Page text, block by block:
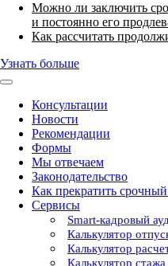
Можно ли заключить
и постоянно его
Как рассчитать
Узнать больше
Консультации
Новости
Рекомендации
Формы
Мы отвечаем
Законодательство
Как прекратить
Сервисы
Smart-кадровый
Калькулятор
Калькулятор
Калькулятор стажа